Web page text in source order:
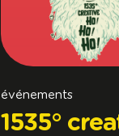
événements
1535°